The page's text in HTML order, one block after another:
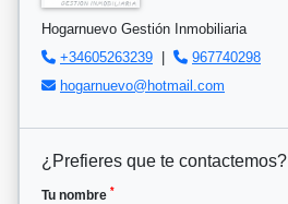
Hogarnuevo Gestión Inmobiliaria
+34605263239 |
967740298
hogarnuevo@hotmail.com
¿Prefieres que te contactemos?
Tu nombre *